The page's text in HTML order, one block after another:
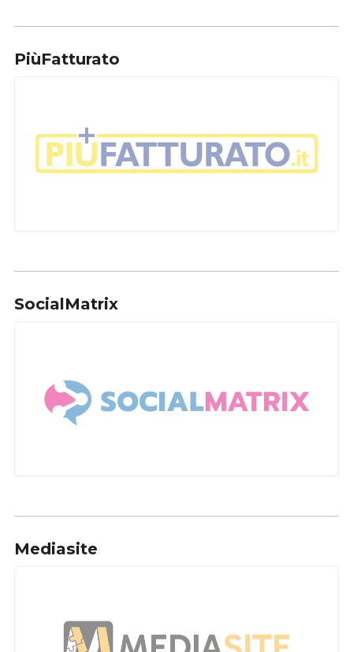
PiùFatturato
SocialMatrix
Mediasite